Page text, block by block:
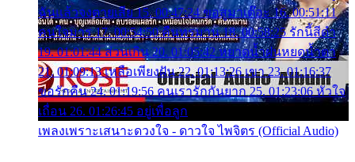
ฉันแล้วจงตายเสีย 15. 00:47:24 ขอสูมาเต๊อะ 16. 00:51:11
คนใจมาร 17. 00:54:50 คืนทรมาน 18. 00:58:25 รักนี้สีดำ
19. 01:01:44 ส่วนเกิน 20. 01:05:42 หยาดน้ำฝนหยดน้ำตา
21. 01:09:13 เหลือเพียงฝัน 22. 01:13:26 เขา 23. 01:16:37
ขอรักคืน 24. 01:19:56 คนเรารักกันยาก 25. 01:23:06 หัวใจ
เถื่อน 26. 01:26:45 อยู่เพื่อลูก
เพลงเพราะเสนาะดวงใจ - ดาวใจ ไพจิตร (Official Audio)